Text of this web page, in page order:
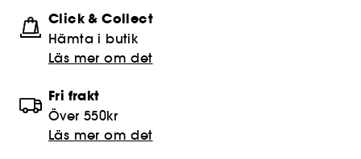
Click & Collect
Hämta i butik​
Läs mer om det
Fri frakt
Över 550kr
Läs mer om det